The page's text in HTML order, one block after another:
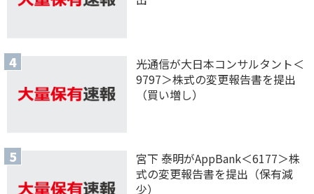
光通信が大日本コンサルタント＜
9797＞株式の変更報告書を提出
（買い増し）
宮下 泰明がAppBank＜6177＞株
式の変更報告書を提出（保有減
少）